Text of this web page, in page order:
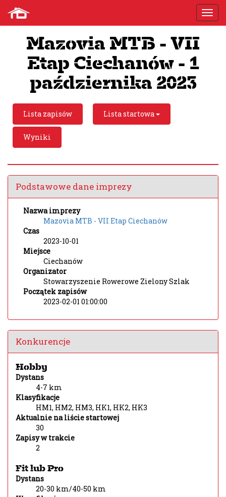
Mazovia MTB - VII
Etap Ciechanów - 1
października 2023
Lista zapisów Lista startowa
Wyniki
Podstawowe dane imprezy
Nazwa imprezy
Mazovia MTB - VII Etap Ciechanów
Czas
2023-10-01
Miejsce
Ciechanów
Organizator
Stowarzyszenie Rowerowe Zielony Szlak
Początek zapisów
2023-02-01 01:00:00
Konkurencje
Hobby
Dystans
4-7 km
Klasyfikacje
HM1, HM2, HM3, HK1, HK2, HK3
Aktualnie na liście startowej
30
Zapisy w trakcie
2
Fit lub Pro
Dystans
20-30 km/40-50 km